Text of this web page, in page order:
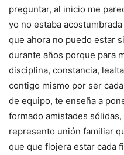
preguntar, al inicio me
yo no estaba
que ahora no puedo estar
durante años porque para
disciplina, constancia,
contigo mismo por ser
de equipo, te enseña a
formado amistades
represento unión familiar
que que flojera estar cada